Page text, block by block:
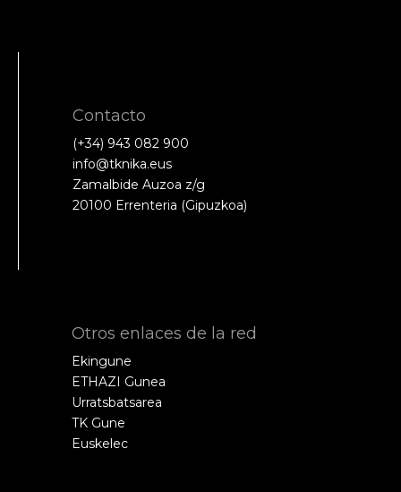
Contacto
(+34) 943 082 900
info@tknika.eus
Zamalbide Auzoa z/g
20100 Errenteria (Gipuzkoa)
Otros enlaces de la red
Ekingune
ETHAZI Gunea
Urratsbatsarea
TK Gune
Euskelec